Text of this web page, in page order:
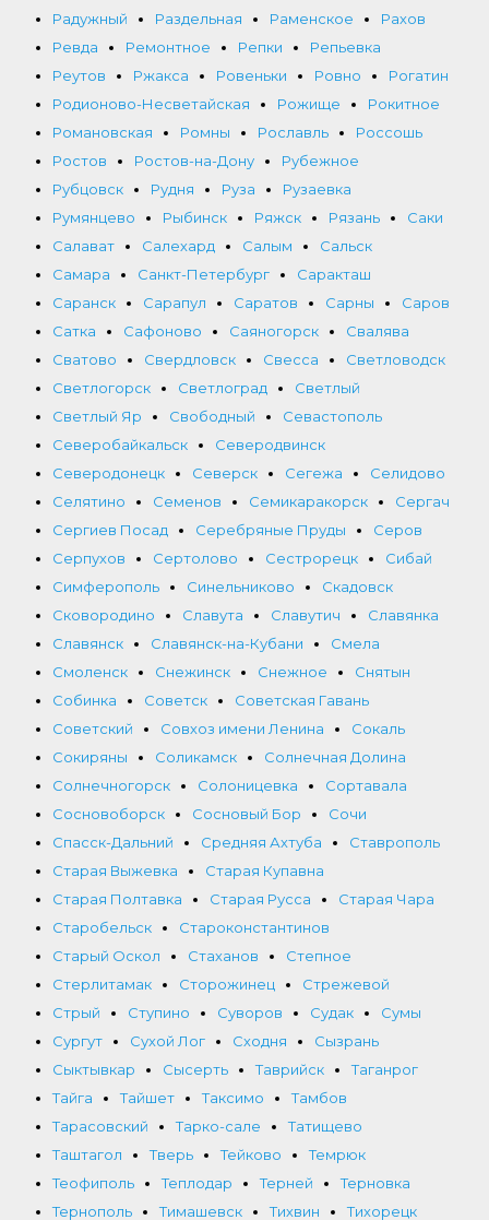
Радужный Раздельная Раменское
Рахов
Ревда
Ремонтное Репки
Репьевка
Реутов
Ржакса Ровеньки Ровно
Рогатин
Родионово-Несветайская
Рожище
Рокитное
Романовская
Ромны Рославль
Россошь
Ростов
Ростов-на-Дону
Рубежное
Рубцовск
Рудня Руза
Рузаевка
Румянцево
Рыбинск Ряжск Рязань
Саки
Салават
Салехард Салым
Сальск
Самара
Санкт-Петербург
Саракташ
Саранск
Сарапул Саратов Сарны
Саров
Сатка
Сафоново Саяногорск
Свалява
Сватово
Свердловск Свесса
Светловодск
Светлогорск
Светлоград
Светлый
Светлый Яр
Свободный
Севастополь
Северобайкальск
Северодвинск
Северодонецк
Северск Сегежа
Селидово
Селятино
Семенов Семикаракорск
Сергач
Сергиев Посад
Серебряные Пруды
Серов
Серпухов
Сертолово Сестрорецк
Сибай
Симферополь
Синельниково
Скадовск
Сковородино
Славута Славутич
Славянка
Славянск
Славянск-на-Кубани
Смела
Смоленск
Снежинск Снежное
Снятын
Собинка
Советск
Советская Гавань
Советский
Совхоз имени Ленина
Сокаль
Сокиряны
Соликамск
Солнечная Долина
Солнечногорск
Солоницевка
Сортавала
Сосновоборск
Сосновый Бор
Сочи
Спасск-Дальний
Средняя Ахтуба
Ставрополь
Старая Выжевка
Старая Купавна
Старая Полтавка
Старая Русса
Старая Чара
Старобельск
Староконстантинов
Старый Оскол
Стаханов
Степное
Стерлитамак
Сторожинец
Стрежевой
Стрый
Ступино Суворов Судак
Сумы
Сургут
Сухой Лог Сходня
Сызрань
Сыктывкар
Сысерть Таврийск
Таганрог
Тайга
Тайшет Таксимо
Тамбов
Тарасовский
Тарко-сале
Татищево
Таштагол
Тверь Тейково
Темрюк
Теофиполь
Теплодар Терней
Терновка
Тернополь
Тимашевск Тихвин
Тихорецк